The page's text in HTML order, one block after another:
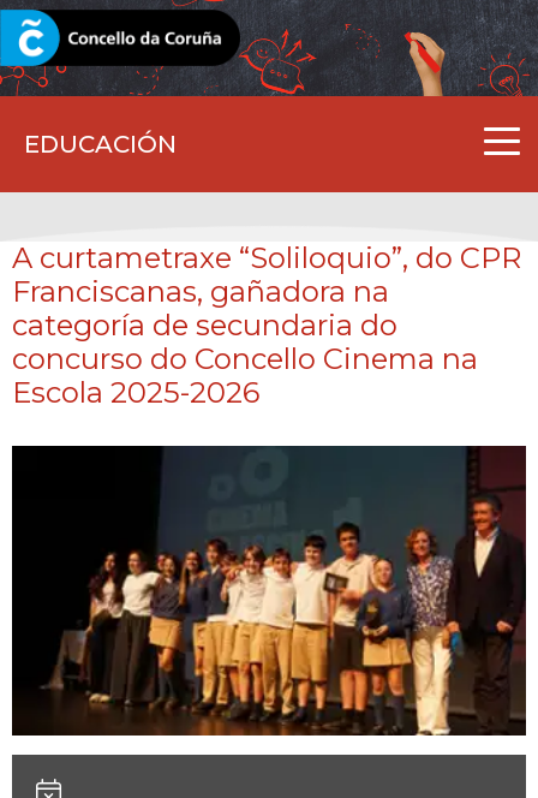
EDUCACIÓN
CORUNA.GAL
A curtametraxe “Soliloquio”, do CPR
Franciscanas, gañadora na
categoría de secundaria do
concurso do Concello Cinema na
Escola 2025-2026